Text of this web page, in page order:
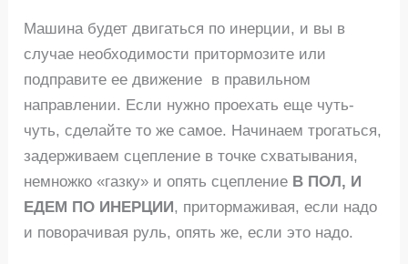
Машина будет двигаться по инерции, и вы в
случае необходимости притормозите или
подправите ее движение в правильном
направлении. Если нужно проехать еще чуть-
чуть, сделайте то же самое. Начинаем трогаться,
задерживаем сцепление в точке схватывания,
немножко «газку» и опять сцепление В ПОЛ, И
ЕДЕМ ПО ИНЕРЦИИ, притормаживая, если надо
и поворачивая руль, опять же, если это надо.